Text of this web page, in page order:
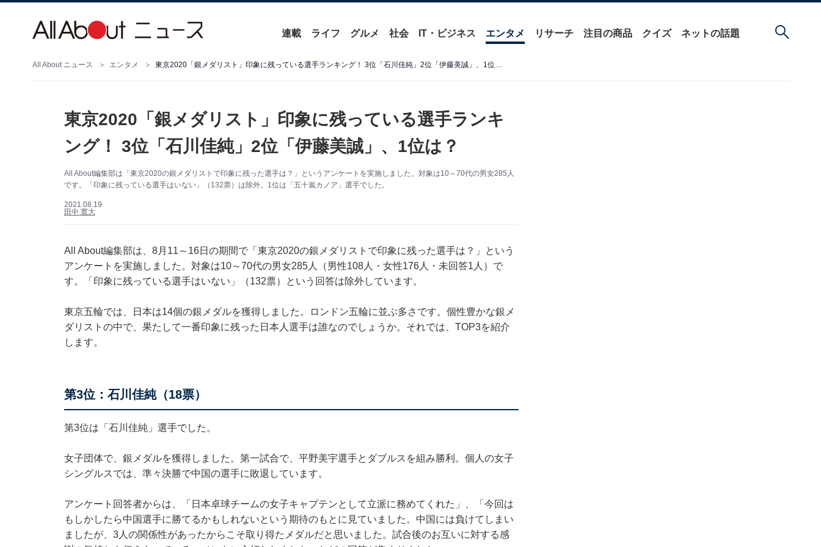
連載 ライフ グルメ 社会 IT・ビジネス エンタメ リサーチ 注目の商品 クイズ ネットの話題
All About ニュース エンタメ 東京2020「銀メダリスト」印象に残っている選手ランキング！ 3位「石川佳純」2位「伊藤美誠」、1位は？
東京2020「銀メダリスト」印象に残っている選手ランキ
ング！ 3位「石川佳純」2位「伊藤美誠」、1位は？
All About編集部は「東京2020の銀メダリストで印象に残った選手は？」というアンケートを実施しました。対象は10～70代の男女285人
です。「印象に残っている選手はいない」（132票）は除外。1位は「五十嵐カノア」選手でした。
2021.08.19
田中 寛大
All About編集部は、8月11～16日の期間で「東京2020の銀メダリストで印象に残った選手は？」という
アンケートを実施しました。対象は10～70代の男女285人（男性108人・女性176人・未回答1人）で
す。「印象に残っている選手はいない」（132票）という回答は除外しています。
東京五輪では、日本は14個の銀メダルを獲得しました。ロンドン五輪に並ぶ多さです。個性豊かな銀メ
ダリストの中で、果たして一番印象に残った日本人選手は誰なのでしょうか。それでは、TOP3を紹介
します。
第3位：石川佳純（18票）
第3位は「石川佳純」選手でした。
女子団体で、銀メダルを獲得しました。第一試合で、平野美宇選手とダブルスを組み勝利。個人の女子
シングルスでは、準々決勝で中国の選手に敗退しています。
アンケート回答者からは、「日本卓球チームの女子キャプテンとして立派に務めてくれた」、「今回は
もしかしたら中国選手に勝てるかもしれないという期待のもとに見ていました。中国には負けてしまい
ましたが、3人の関係性があったからこそ取り得たメダルだと思いました。試合後のお互いに対する感